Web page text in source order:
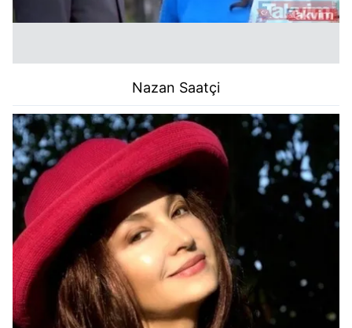
Nazan Saatçi